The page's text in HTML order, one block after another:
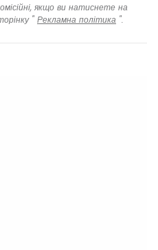
якщо ви натиснете на
" Рекламна політика ".